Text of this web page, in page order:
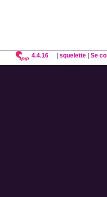
4.4.16 |squelette |Se